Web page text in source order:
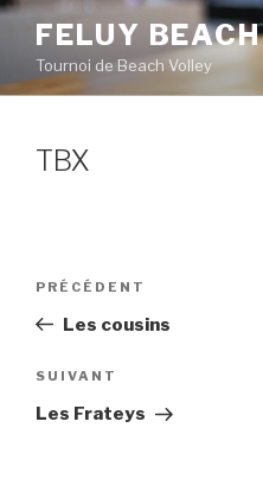
Aller
contenu
principal
FELUY BEACH
Tournoi de Beach Volley
TBX
Navigation
Article
précédent
PRÉCÉDENT
Les cousins
Article
suivant
SUIVANT
Les Frateys